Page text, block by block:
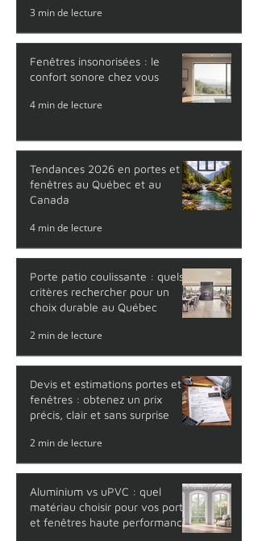
3 min de lecture
Fenêtres insonorisées : le
confort sonore chez vous
4 min de lecture
Tendances 2026 en portes et
fenêtres au Québec et au
Canada
4 min de lecture
Porte patio coulissante : quels
critères rechercher pour un
choix durable au Québec
2 min de lecture
Devis et estimations portes et
fenêtres : obtenez un prix
précis, clair et sans surprise
2 min de lecture
Aluminium vs uPVC : quel
matériau choisir pour vos portes
et fenêtres haute performance